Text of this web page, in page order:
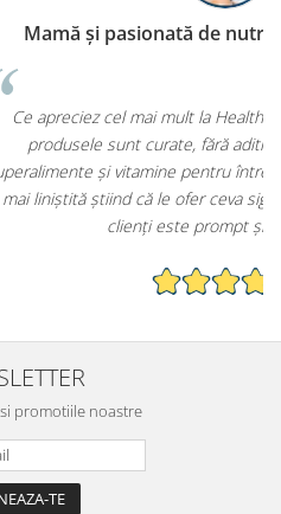
nutriție – Iași Ioana C.,
HealthCorner.ro este faptul că
aditivi inutili. Am cumpărat
întreaga familie și mă simt mult
sigur și de calitate. Serviciul
și prietenos.
promotiile noastre